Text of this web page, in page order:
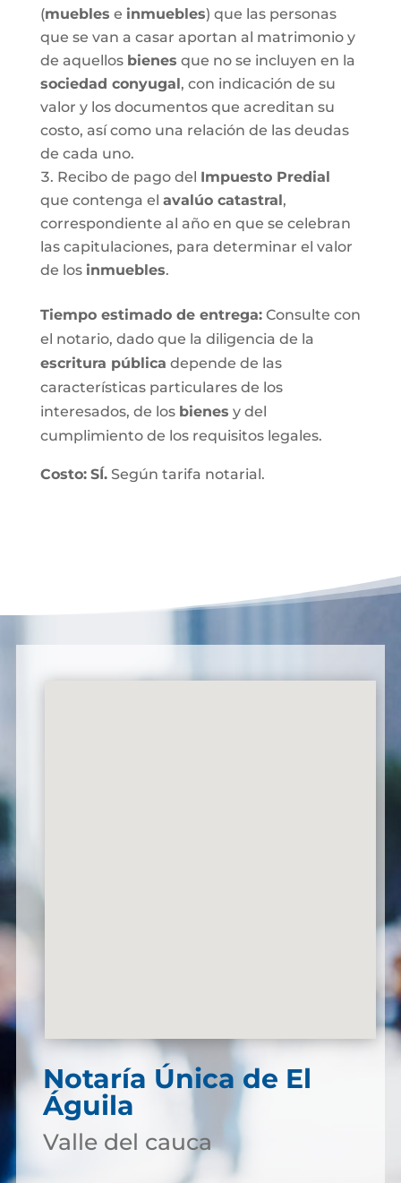
(muebles e inmuebles) que las personas
que se van a casar aportan al matrimonio y
de aquellos bienes que no se incluyen en la
sociedad conyugal, con indicación de su
valor y los documentos que acreditan su
costo, así como una relación de las deudas
de cada uno.
Recibo de pago del Impuesto Predial
que contenga el avalúo catastral,
correspondiente al año en que se celebran
las capitulaciones, para determinar el valor
de los inmuebles.
Tiempo estimado de entrega:Consulte con
el notario, dado que la diligencia de la
escritura pública depende de las
características particulares de los
interesados, de los bienes y del
cumplimiento de los requisitos legales.
Costo: SÍ.Según tarifa notarial.
Notaría Única de El
Águila
Valle del cauca